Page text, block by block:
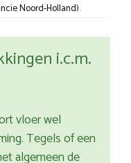
Noord-Holland).
i.c.m.
vloer wel
Tegels of een
algemeen de